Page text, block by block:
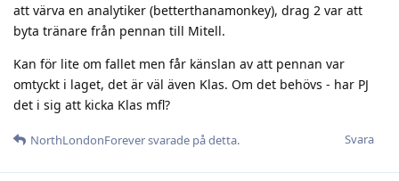
att värva en analytiker (betterthanamonkey), drag 2 var att
byta tränare från pennan till Mitell.
Kan för lite om fallet men får känslan av att pennan var
omtyckt i laget, det är väl även Klas. Om det behövs - har PJ
det i sig att kicka Klas mfl?
Svara
NorthLondonForeversvarade på detta.